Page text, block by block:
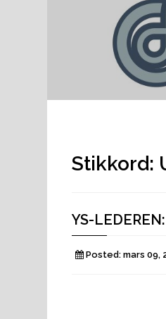
Stikkord:
YS-
Posted: mars 09,